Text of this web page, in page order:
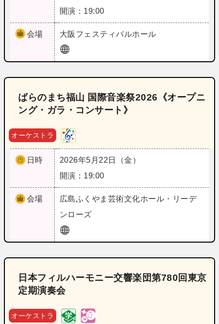
開演：19:00
会場 大阪 フェスティバルホール
ばらのまち福山 国際音楽祭2026《オープニ
ング・ガラ・コンサート》
オーケストラ
日時
2026年5月22日（金）
開演：19:00
会場 広島ふくやま芸術文化ホール・リーデ
ンローズ
日本フィルハーモニー交響楽団第780回東京
定期演奏会
オーケストラ